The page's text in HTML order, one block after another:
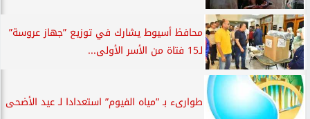
محافظ أسيوط يشارك في توزيع ”جهاز عروسة”
لـ15 فتاة من الأسر الأولى...
طوارىء بـ ”مياه الفيوم” استعدادا لـ عيد الأضحى